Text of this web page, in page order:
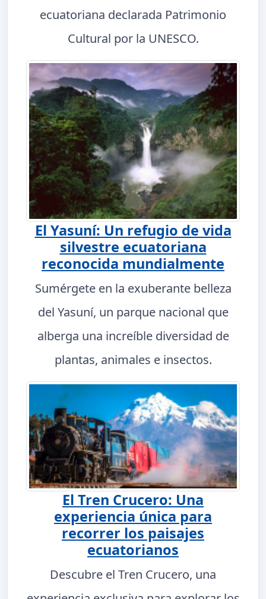
ecuatoriana declarada Patrimonio
Cultural por la UNESCO.
El Yasuní: Un refugio de vida
silvestre ecuatoriana
reconocida mundialmente
Sumérgete en la exuberante belleza
del Yasuní, un parque nacional que
alberga una increíble diversidad de
plantas, animales e insectos.
El Tren Crucero: Una
experiencia única para
recorrer los paisajes
ecuatorianos
Descubre el Tren Crucero, una